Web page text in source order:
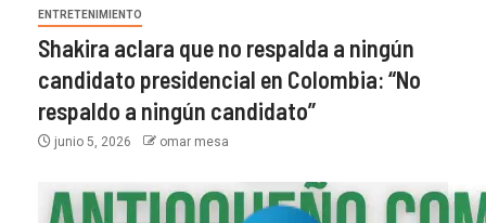
ENTRETENIMIENTO
Shakira aclara que no respalda a ningún
candidato presidencial en Colombia: “No
respaldo a ningún candidato”
junio 5, 2026 omar mesa